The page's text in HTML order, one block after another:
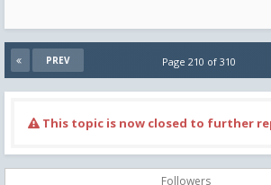
PREV Page 210 of 310
This topic is now closed to further
Followers